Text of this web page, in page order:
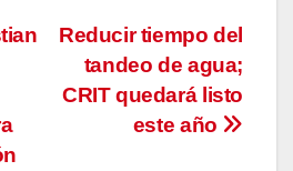
Reducir tiempo del
tandeo de agua;
CRIT quedará listo
este año